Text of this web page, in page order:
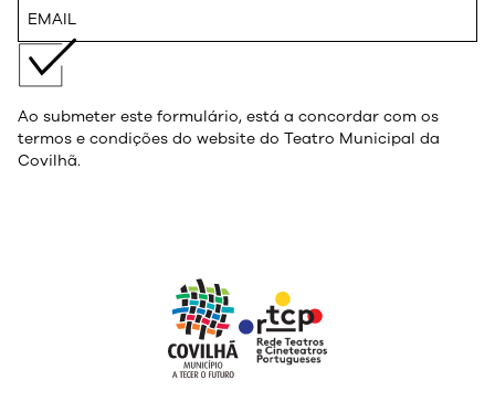
Ao submeter este formulário, está a concordar com os
termos e condições do website do Teatro Municipal da
Covilhã.